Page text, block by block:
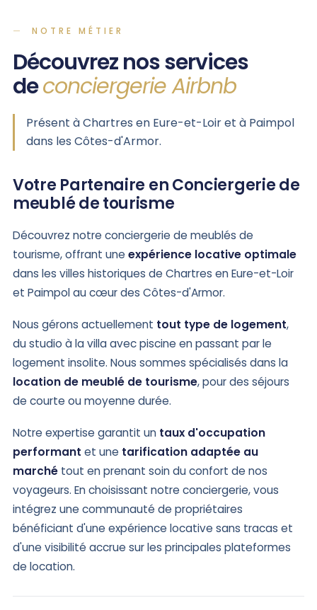
NOTRE MÉTIER
Découvrez nos services
deconciergerie Airbnb
Présent à Chartres en Eure-et-Loir et à Paimpol
dans les Côtes-d'Armor.
Votre Partenaire en Conciergerie de
meublé de tourisme
Découvrez notre conciergerie de meublés de
tourisme, offrant une expérience locative optimale
dans les villes historiques de Chartres en Eure-et-Loir
et Paimpol au cœur des Côtes-d'Armor.
Nous gérons actuellement tout type de logement,
du studio à la villa avec piscine en passant par le
logement insolite. Nous sommes spécialisés dans la
location de meublé de tourisme, pour des séjours
de courte ou moyenne durée.
Notre expertise garantit un taux d'occupation
performant et une tarification adaptée au
marché tout en prenant soin du confort de nos
voyageurs. En choisissant notre conciergerie, vous
intégrez une communauté de propriétaires
bénéficiant d'une expérience locative sans tracas et
d'une visibilité accrue sur les principales plateformes
de location.